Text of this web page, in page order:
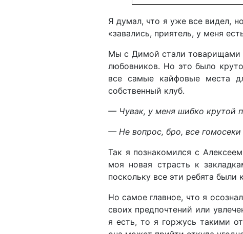
Я думал, что я уже все видел,
«завались, приятель, у меня
Мы с Димой стали товарищами
любовников. Но это было
все самые кайфовые места
собственный клуб.
— Чувак, у меня шибко крутой
— Не вопрос, бро, все
Так я познакомился с
моя новая страсть к
поскольку все эти ребята
Но самое главное, что я
своих предпочтений или
я есть, то я горжусь такими